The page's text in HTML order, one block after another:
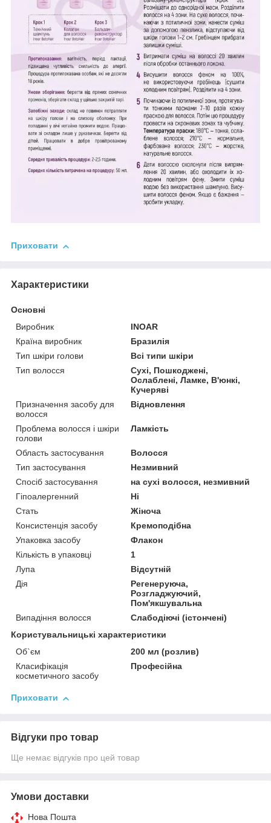
Приховати
Характеристики
Основні
Виробник
INOAR
Країна виробник
Бразилія
Тип шкіри голови
Всі типи шкіри
Тип волосся
Сухі, Пошкоджені,
Ослаблені, Ламке, В'юнкі,
Кучеряві
Призначення засобу для
волосся
Відновлення
Проблема волосся і шкіри
голови
Ламкість
Область застосування
Волосся
Тип застосування
Незмивний
Спосіб застосування
на сухі волосся, незмивний
Гіпоалергенний
Ні
Стать
Жіноча
Консистенція засобу
Кремоподібна
Упаковка засобу
Флакон
Кількість в упаковці
1
Лупа
Відсутній
Дія
Регенеруюча,
Розгладжуючий,
Пом'якшувальна
Випадіння волосся
Слабодіючі (істончені)
Користувальницькі характеристики
Об`єм
200 мл (розлив)
Класифікація
косметичного засобу
Професійна
Приховати
Відгуки про товар
Ще немає відгуків про цей товар
Умови доставки
Нова Пошта